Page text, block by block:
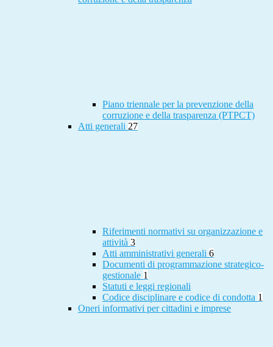
Piano triennale per la prevenzione della
corruzione e della trasparenza (PTPCT)
Atti generali 27
Riferimenti normativi su organizzazione e
attività 3
Atti amministrativi generali 6
Documenti di programmazione strategico-
gestionale 1
Statuti e leggi regionali
Codice disciplinare e codice di condotta 1
Oneri informativi per cittadini e imprese